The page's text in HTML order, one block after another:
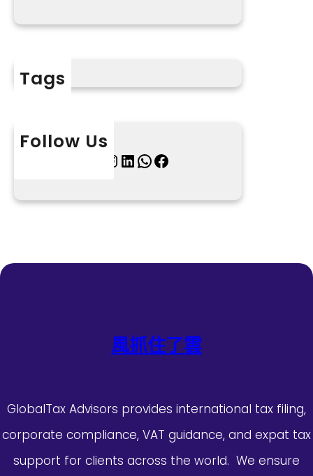
Tags
Follow Us
InstagramLinkedIn WhatsApp Facebook
風抓住了雲
GlobalTax Advisors provides international tax filing,
corporate compliance, VAT guidance, and expat tax
support for clients across the world. We ensure